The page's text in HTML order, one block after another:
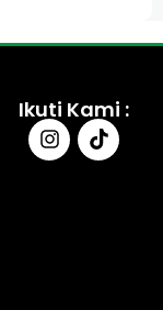
Ikuti Kami :